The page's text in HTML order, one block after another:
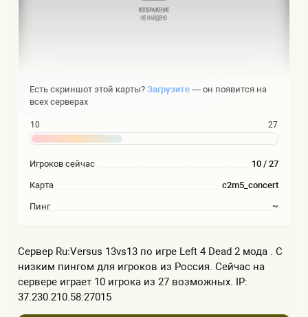
Сервер Ru:Versus 13vs13 по игре Left 4 Dead 2 мода . С
низким пингом для игроков из Россия. Сейчас на
сервере играет 10 игрока из 27 возможных. IP:
37.230.210.58:27015
Есть скриншот этой карты? Загрузите — он появится на
всех серверах
10 27
Игроков сейчас 10 / 27
Карта c2m5_concert
Пинг ~